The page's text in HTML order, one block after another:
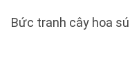
Bức tranh cây hoa